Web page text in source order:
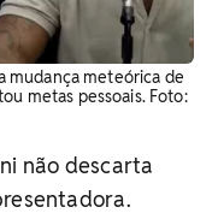
mudança meteórica de
metas pessoais. Foto:
não descarta